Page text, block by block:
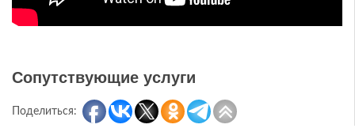
Сопутствующие услуги
Поделиться: